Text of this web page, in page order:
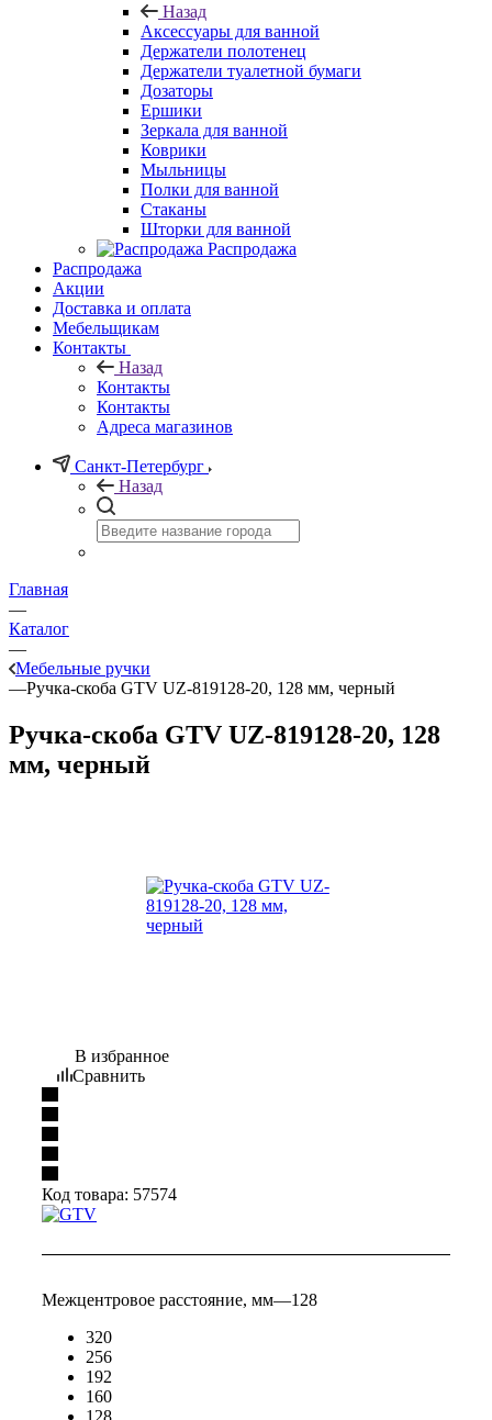
Назад
Аксессуары для ванной
Держатели полотенец
Держатели туалетной бумаги
Дозаторы
Ершики
Зеркала для ванной
Коврики
Мыльницы
Полки для ванной
Стаканы
Шторки для ванной
Распродажа
Распродажа
Акции
Доставка и оплата
Мебельщикам
Контакты
Назад
Контакты
Контакты
Адреса магазинов
Санкт-Петербург
Назад
Главная
—
Каталог
—
Мебельные ручки
—Ручка-скоба GTV UZ-819128-20, 128 мм, черный
Ручка-скоба GTV UZ-819128-20, 128
мм, черный
В избранное
Сравнить
Код товара: 57574
Межцентровое расстояние, мм—128
320
256
192
160
128